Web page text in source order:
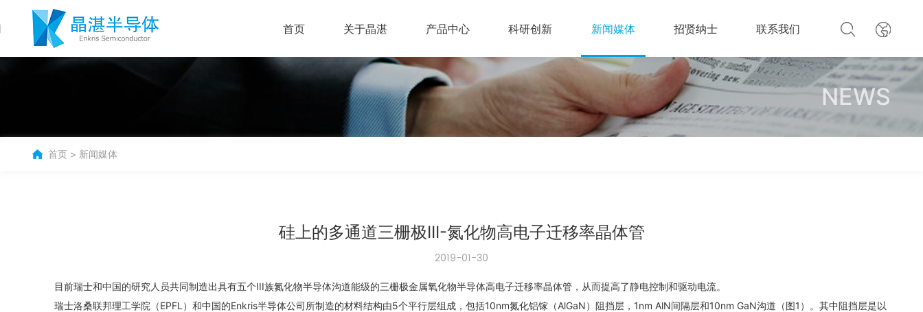
首页 关于晶湛 产品中心 科研创新 新闻媒体 招贤纳士 联系我们
NEWS
首页 > 新闻媒体
硅上的多通道三栅极III-氮化物高电子迁移率晶体管
2019-01-30
目前瑞士和中国的研究人员共同制造出具有五个III族氮化物半导体沟道能级的三栅极金属氧化物半导体高电子迁移率晶体管，从而提高了静电控制和驱动电流。
瑞士洛桑联邦理工学院（EPFL）和中国的Enkris半导体公司所制造的材料结构由5个平行层组成，包括10nm氮化铝镓（AlGaN）阻挡层，1nm AlN间隔层和10nm GaN沟道（图1）。其中阻挡层是以